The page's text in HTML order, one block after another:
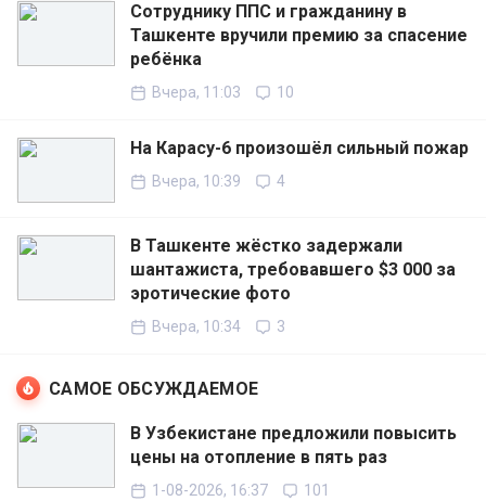
Сотруднику ППС и гражданину в
Ташкенте вручили премию за спасение
ребёнка
Вчера, 11:03 10
На Карасу-6 произошёл сильный пожар
Вчера, 10:39 4
В Ташкенте жёстко задержали
шантажиста, требовавшего $3 000 за
эротические фото
Вчера, 10:34 3
САМОЕ ОБСУЖДАЕМОЕ
В Узбекистане предложили повысить
цены на отопление в пять раз
1-08-2026, 16:37 101